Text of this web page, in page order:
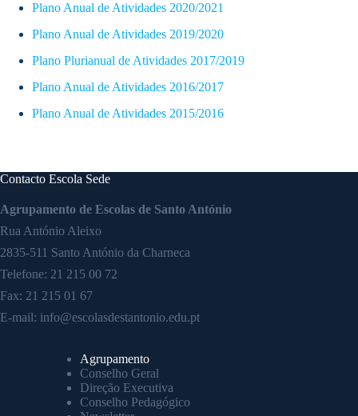
Plano Anual de Atividades 2020/2021
Plano Anual de Atividades 2019/2020
Plano Plurianual de Atividades 2017/2019
Plano Anual de Atividades 2016/2017
Plano Anual de Atividades 2015/2016
Contacto Escola Sede
Agrupamento de Escolas de Santo António
Rua António Aleixo
2835-511 Santo António da Charneca
Telefone: 21 215 00 72
Fax: 21 215 01 67
E-mail: info@escolasdestantonio.edu.pt
Agrupamento
Conselho Geral
Direção Executiva
Conselho Pedagógico